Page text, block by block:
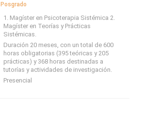
Posgrado
1. Magíster en Psicoterapia Sistémica 2.
Magíster en Teorías y Prácticas
Sistémicas.
Duración 20 meses, con un total de 600
horas obligatorias (395 teóricas y 205
prácticas) y 368 horas destinadas a
tutorías y actividades de investigación.
Presencial